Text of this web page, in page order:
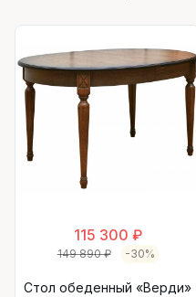
115 300 ₽
149 890 ₽ -30%
Стол обеденный «Верди»